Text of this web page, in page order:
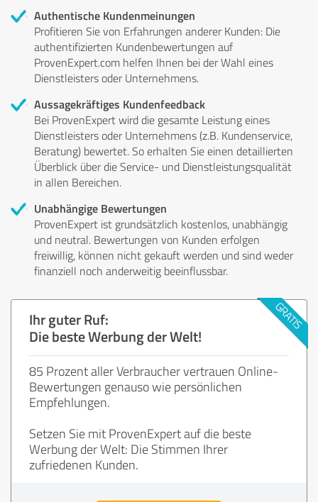
Authentische Kundenmeinungen
Profitieren Sie von Erfahrungen anderer Kunden: Die
authentifizierten Kundenbewertungen auf
ProvenExpert.com helfen Ihnen bei der Wahl eines
Dienstleisters oder Unternehmens.
Aussagekräftiges Kundenfeedback
Bei ProvenExpert wird die gesamte Leistung eines
Dienstleisters oder Unternehmens (z.B. Kundenservice,
Beratung) bewertet. So erhalten Sie einen detaillierten
Überblick über die Service- und Dienstleistungsqualität
in allen Bereichen.
Unabhängige Bewertungen
ProvenExpert ist grundsätzlich kostenlos, unabhängig
und neutral. Bewertungen von Kunden erfolgen
freiwillig, können nicht gekauft werden und sind weder
finanziell noch anderweitig beeinflussbar.
Ihr guter Ruf:
Die beste Werbung der Welt!
85 Prozent aller Verbraucher vertrauen Online-
Bewertungen genauso wie persönlichen
Empfehlungen.
Setzen Sie mit ProvenExpert auf die beste
Werbung der Welt: Die Stimmen Ihrer
zufriedenen Kunden.